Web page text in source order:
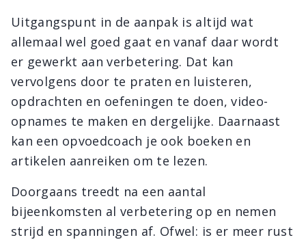
Uitgangspunt in de aanpak is altijd wat
allemaal wel goed gaat en vanaf daar wordt
er gewerkt aan verbetering. Dat kan
vervolgens door te praten en luisteren,
opdrachten en oefeningen te doen, video-
opnames te maken en dergelijke. Daarnaast
kan een opvoedcoach je ook boeken en
artikelen aanreiken om te lezen.
Doorgaans treedt na een aantal
bijeenkomsten al verbetering op en nemen
strijd en spanningen af. Ofwel: is er meer rust